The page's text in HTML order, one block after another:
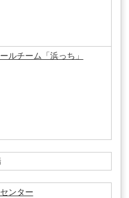
ルチーム「浜っち」
ンター